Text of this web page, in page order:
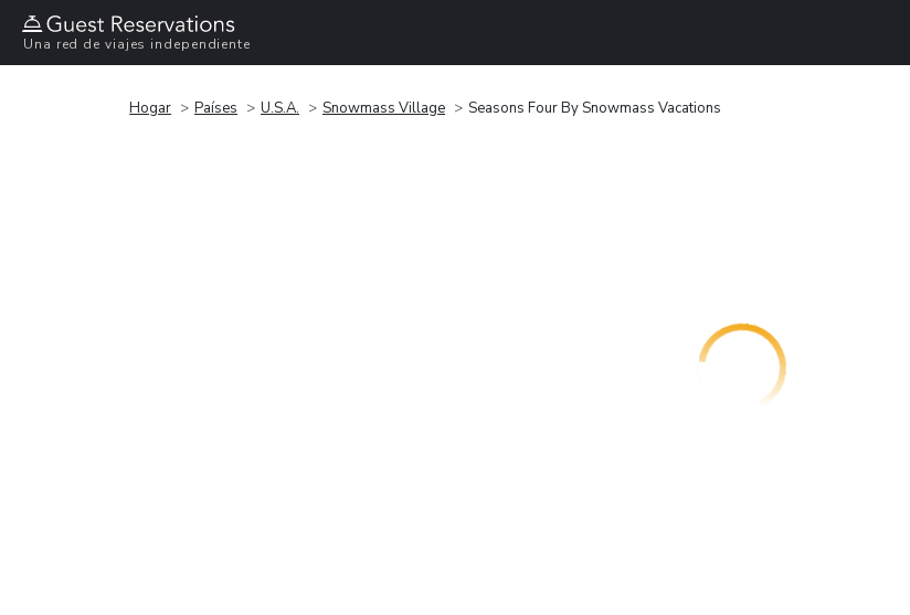
Una red de viajes independiente
Hogar Países U.S.A. Snowmass Village Seasons Four By Snowmass Vacations